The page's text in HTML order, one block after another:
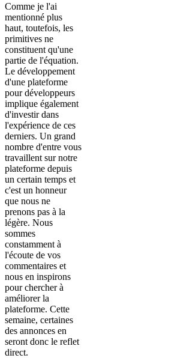
Comme je l'ai
mentionné plus
haut, toutefois, les
primitives ne
constituent qu'une
partie de l'équation.
Le développement
d'une plateforme
pour développeurs
implique également
d'investir dans
l'expérience de ces
derniers. Un grand
nombre d'entre vous
travaillent sur notre
plateforme depuis
un certain temps et
c'est un honneur
que nous ne
prenons pas à la
légère. Nous
sommes
constamment à
l'écoute de vos
commentaires et
nous en inspirons
pour chercher à
améliorer la
plateforme. Cette
semaine, certaines
des annonces en
seront donc le reflet
direct.